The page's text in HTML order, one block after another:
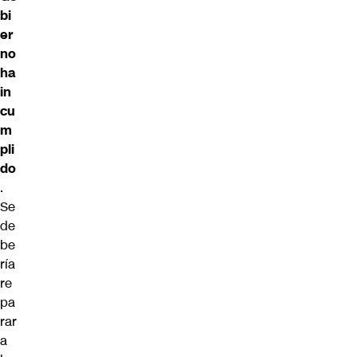
bi
er
no
ha
in
cu
m
pli
do
.
Se
de
be
ría
re
pa
rar
a